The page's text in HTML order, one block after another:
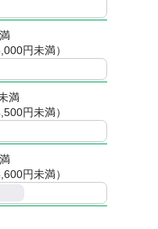
円未満）
満
円未満）
円未満）